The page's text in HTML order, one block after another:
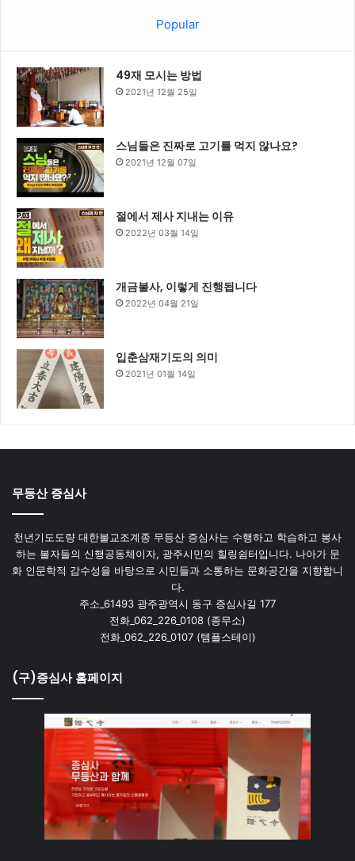
Popular
49재 모시는 방법
2021년 12월 25일
스님들은 진짜로 고기를 먹지 않나요?
2021년 12월 07일
절에서 제사 지내는 이유
2022년 03월 14일
개금불사, 이렇게 진행됩니다
2022년 04월 21일
입춘삼재기도의 의미
2021년 01월 14일
무등산 증심사
천년기도도량 대한불교조계종 무등산 증심사는 수행하고 학습하고 봉사
하는 불자들의 신행공동체이자, 광주시민의 힐링쉼터입니다. 나아가 문
화 인문학적 감수성을 바탕으로 시민들과 소통하는 문화공간을 지향합니
다.
주소_61493 광주광역시 동구 증심사길 177
전화_062_226_0108 (종무소)
전화_062_226_0107 (템플스테이)
(구)증심사 홈페이지